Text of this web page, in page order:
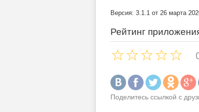
Версия: 3.1.1 от 26 марта
Рейтинг
Поделитесь ссылкой с